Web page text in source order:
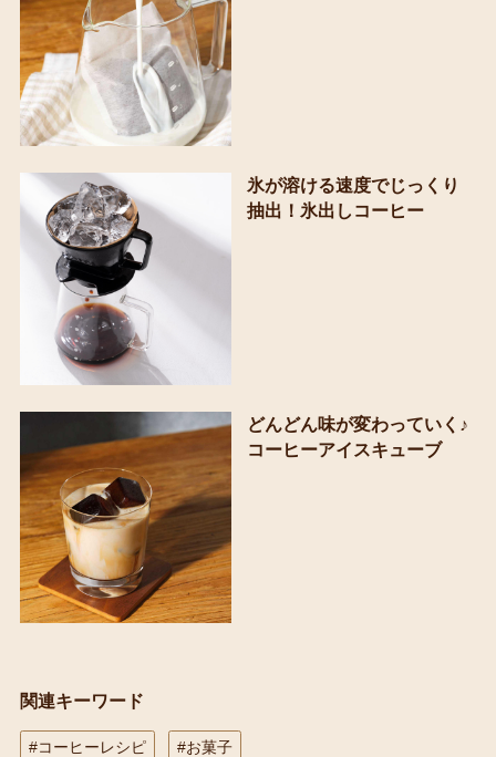
氷が溶ける速度でじっくり
抽出！氷出しコーヒー
どんどん味が変わっていく♪
コーヒーアイスキューブ
関連キーワード
#コーヒーレシピ #お菓子